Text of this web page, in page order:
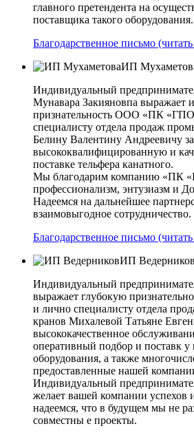
главного претендента на
поставщика такого оборудования.
Благодарственное письмо
ИП
Индивидуальный
Мунавара Закияновпа выражает
признательность ООО «ПК
специалисту отдела продаж
Белину Валентину Андреевичу
высококвалифицированную и
поставке тельфера канатного.
Мы благодарим компанию «ПК
профессионализм, энтузиазм и
Надеемся на дальнейшее
взаимовыгодное сотрудничество.
Благодарственное письмо
ИП Ведерников
Индивидуальный
выражает глубокую
и лично специалисту отдела
кранов Михалевой Татьяне
высококачественное
оперативный подбор и поставк у
оборудования, а также
предоставленные нашей
Индивидуальный
желает вашей компании успехов
надеемся, что в будущем мы не
совместны е проекты.